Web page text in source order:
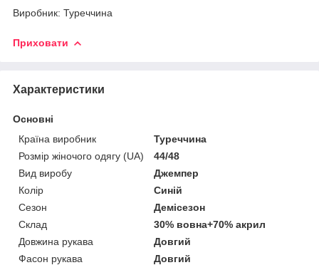
Виробник: Туреччина
Приховати
Характеристики
Основні
Країна виробник
Туреччина
Розмір жіночого одягу (UA)
44/48
Вид виробу
Джемпер
Колір
Синій
Сезон
Демісезон
Склад
30% вовна+70% акрил
Довжина рукава
Довгий
Фасон рукава
Довгий